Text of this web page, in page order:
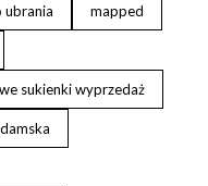
ubrania mapped
sukienki wyprzedaż